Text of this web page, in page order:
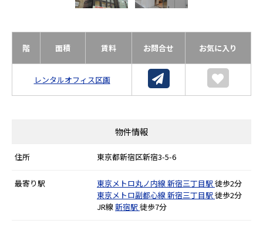
階 面積 賃料 お問合せ お気に入り
レンタルオフィス区画
物件情報
住所 東京都新宿区新宿3-5-6
最寄り駅 東京メトロ丸ノ内線新宿三丁目駅 徒歩2分
東京メトロ副都心線新宿三丁目駅 徒歩2分
JR線新宿駅 徒歩7分